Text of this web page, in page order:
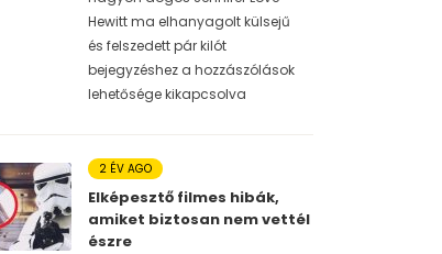
Hewitt ma elhanyagolt külsejű
és felszedett pár kilót
bejegyzéshez a hozzászólások
lehetősége kikapcsolva
2 ÉV AGO
Elképesztő filmes hibák,
amiket biztosan nem vettél
észre